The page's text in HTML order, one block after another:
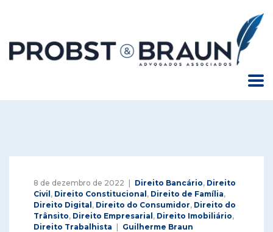
8 de dezembro de 2022 Direito Bancário, Direito
Civil, Direito Constitucional, Direito de Família,
Direito Digital, Direito do Consumidor, Direito do
Trânsito, Direito Empresarial, Direito Imobiliário,
Direito Trabalhista
Guilherme Braun